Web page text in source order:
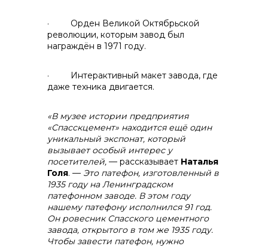
+7 (423) 234 50 50
info@vostokcement.ru
· Орден Великой Октябрьской
революции, которым завод был
награждён в 1971 году.
· Интерактивный макет завода, где
даже техника двигается.
«В музее истории предприятия
«Спасскцемент» находится ещё один
уникальный экспонат, который
вызывает особый интерес у
посетителей, — рассказывает Наталья
Голя. — Это патефон, изготовленный в
1935 году на Ленинградском
патефонном заводе. В этом году
нашему патефону исполнился 91 год.
Он ровесник Спасского цементного
завода, открытого в том же 1935 году.
Чтобы завести патефон, нужно